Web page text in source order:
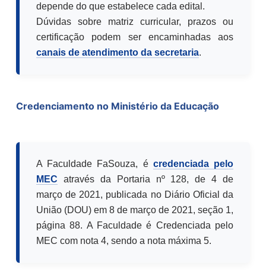
depende do que estabelece cada edital.
Dúvidas sobre matriz curricular, prazos ou
certificação podem ser encaminhadas aos
canais de atendimento da secretaria.
Credenciamento no Ministério da Educação
A Faculdade FaSouza, é credenciada pelo
MEC através da Portaria nº 128, de 4 de
março de 2021, publicada no Diário Oficial da
União (DOU) em 8 de março de 2021, seção 1,
página 88. A Faculdade é Credenciada pelo
MEC com nota 4, sendo a nota máxima 5.